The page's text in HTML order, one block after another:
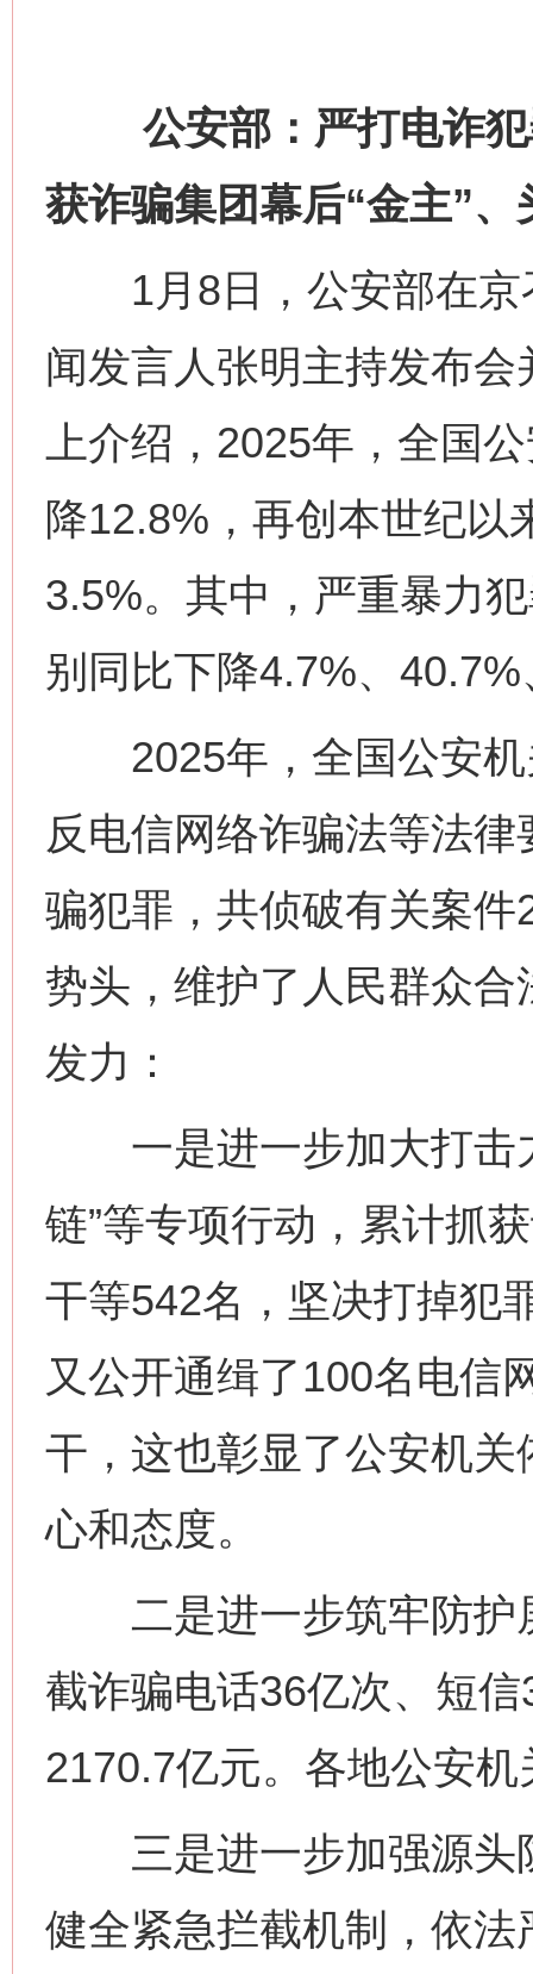
公安部：严打电诈犯
获诈骗集团幕后“金主”
1月8日，公安部在京
闻发言人张明主持发布
上介绍，2025年，全国
降12.8%，再创本世纪以
3.5%。其中，严重暴力
别同比下降4.7%、
2025年，全国公安机
反电信网络诈骗法等法
骗犯罪，共侦破有关案
势头，维护了人民群众合
发力：
一是进一步加大打击力
链”等专项行动，累计抓
干等542名，坚决打掉犯
又公开通缉了100名电信
干，这也彰显了公安机
心和态度。
二是进一步筑牢防护
截诈骗电话36亿次、短
2170.7亿元。各地公安
三是进一步加强源头
健全紧急拦截机制，依